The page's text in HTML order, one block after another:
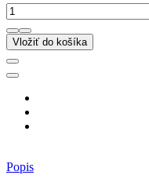
Vložiť do košíka
Popis